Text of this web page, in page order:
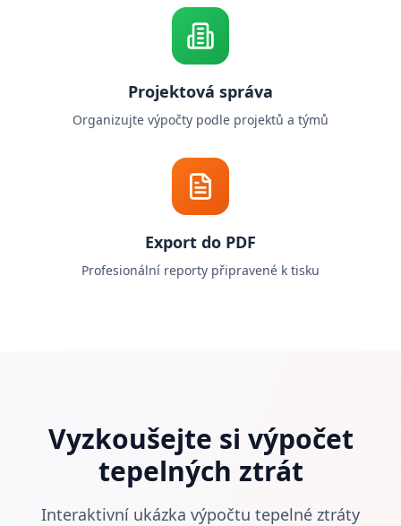
Projektová správa
Organizujte výpočty podle projektů a týmů
Export do PDF
Profesionální reporty připravené k tisku
Vyzkoušejte si výpočet
tepelných ztrát
Interaktivní ukázka výpočtu tepelné ztráty